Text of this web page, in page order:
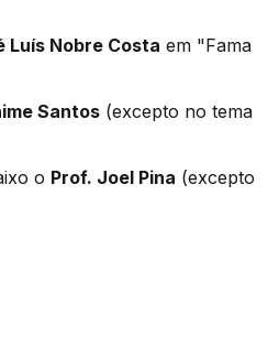
Luís Nobre Costa em "Fama
Santos (excepto no tema
o Prof. Joel Pina (excepto